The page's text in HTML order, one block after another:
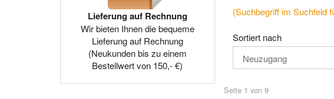
(Suchbegriff im Suchfeld
Sortiert nach
Seite 1 von 9
Lieferung auf Rechnung
Wir bieten Ihnen die bequeme
Lieferung auf Rechnung
(Neukunden bis zu einem
Bestellwert von 150,- €)